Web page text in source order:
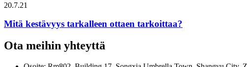
20.7.21
Mitä kestävyys tarkalleen ottaen tarkoittaa?
Ota meihin yhteyttä